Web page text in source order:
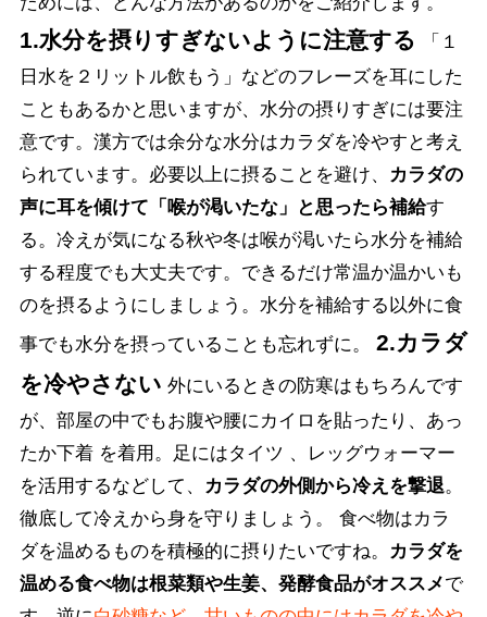
1.水分を摂りすぎないように注意する
「１
日水を２リットル飲もう」などのフレーズを耳にした
こともあるかと思いますが、水分の摂りすぎには要注
意です。漢方では余分な水分はカラダを冷やすと考え
られています。必要以上に摂ることを避け、 カラダの
声に耳を傾けて「喉が渇いたな」と思ったら補給す
る。冷えが気になる秋や冬は喉が渇いたら水分を補給
する程度でも大丈夫です。できるだけ常温か温かいも
のを摂るようにしましょう。水分を補給する以外に食
事でも水分を摂っていることも忘れずに。 2.カラダ
を冷やさない 外にいるときの防寒はもちろんです
が、部屋の中でもお腹や腰にカイロを貼ったり、あっ
たか下着 を着用。足にはタイツ 、レッグウォーマー
を活用するなどして、 カラダの外側から冷えを撃退。
徹底して冷えから身を守りましょう。 食べ物はカラ
ダを温めるものを積極的に摂りたいですね。 カラダを
温める食べ物は根菜類や生姜、発酵食品がオススメで